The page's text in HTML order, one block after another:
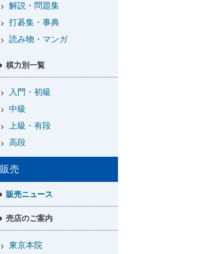
解説・問題集
打碁集・事典
読み物・マンガ
棋力別一覧
入門・初級
中級
上級・有段
高段
販売
販売ニュース
売店のご案内
東京本院